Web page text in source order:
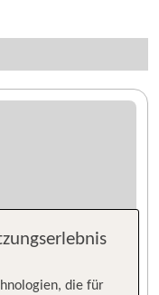
die für